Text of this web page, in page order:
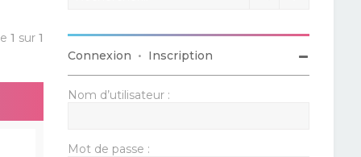
1 sur1
Connexion • Inscription
Nom d’utilisateur :
Mot de passe :